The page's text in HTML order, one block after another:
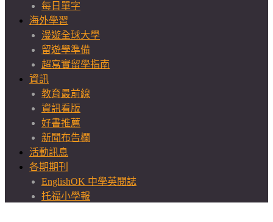
每日單字
海外學習
漫遊全球大學
留遊學準備
超寫實留學指南
資訊
教育最前線
資訊看版
好書推薦
新聞布告欄
活動訊息
各期期刊
EnglishOK 中學英閱誌
托福小學報